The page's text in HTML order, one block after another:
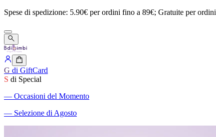
Spese di spedizione: 5.90€ perordini fino a 89€; Gratuite perordini
G di GiftCard
S di Special
― Occasioni del Momento
― Selezione di Agosto